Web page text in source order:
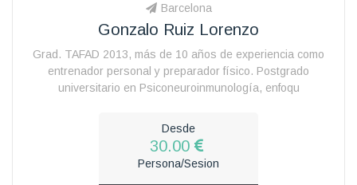
Barcelona
Gonzalo Ruiz Lorenzo
Grad. TAFAD 2013, más de 10 años de experiencia como
entrenador personal y preparador físico. Postgrado
universitario en Psiconeuroinmunología, enfoqu
Desde
30.00
Persona/Sesion